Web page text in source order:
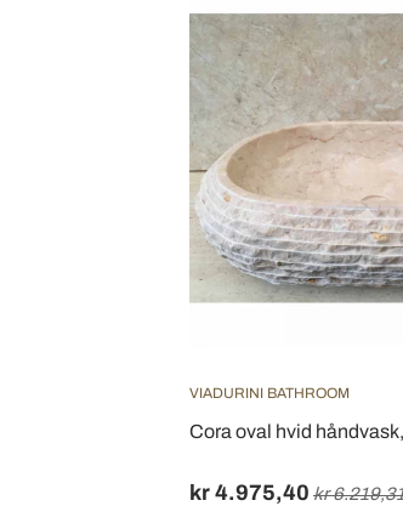
VIADURINI BATHROOM
Cora oval hvid
kr 4.975,40 kr